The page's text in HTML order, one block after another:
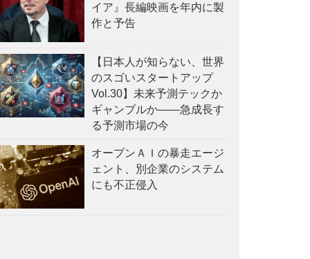
イア』長編映画を年内に製
作と予告
【日本人が知らない、世界
のスゴいスタートアップ
Vol.30】未来予測テックか
ギャンブルか——急成長す
る予測市場の今
オープンＡＩの暴走エージ
ェント、別企業のシステム
にも不正侵入